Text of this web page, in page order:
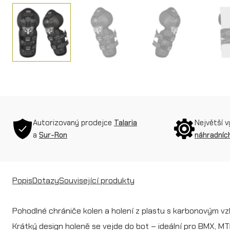
Autorizovaný prodejce Talaria
a Sur-Ron
Největší
PopisDotazySouvisející produkty
Pohodlné chrániče kolen a holení z plastu s karbonovým
Krátký design holeně se vejde do bot – ideální pro BMX,